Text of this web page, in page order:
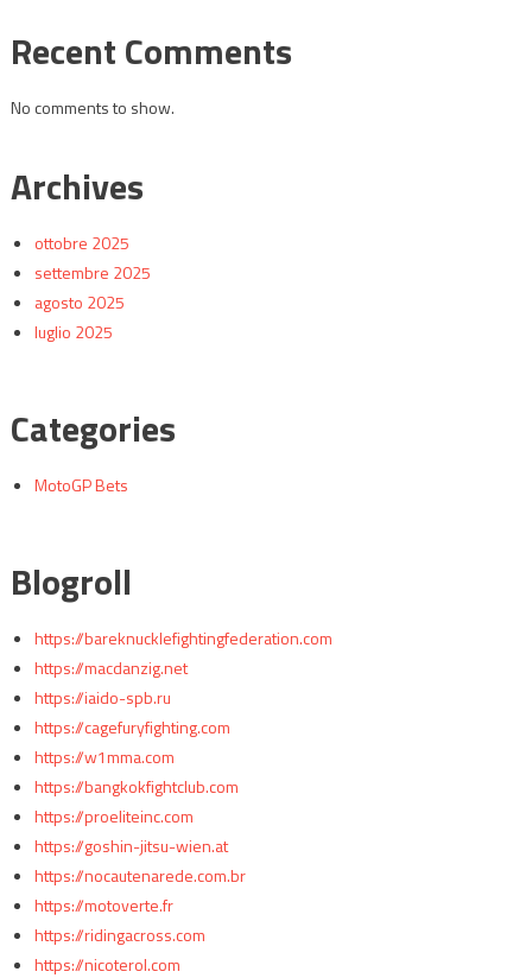
Recent Comments
No comments to show.
Archives
ottobre 2025
settembre 2025
agosto 2025
luglio 2025
Categories
MotoGP Bets
Blogroll
https://bareknucklefightingfederation.com
https://macdanzig.net
https://iaido-spb.ru
https://cagefuryfighting.com
https://w1mma.com
https://bangkokfightclub.com
https://proeliteinc.com
https://goshin-jitsu-wien.at
https://nocautenarede.com.br
https://motoverte.fr
https://ridingacross.com
https://nicoterol.com